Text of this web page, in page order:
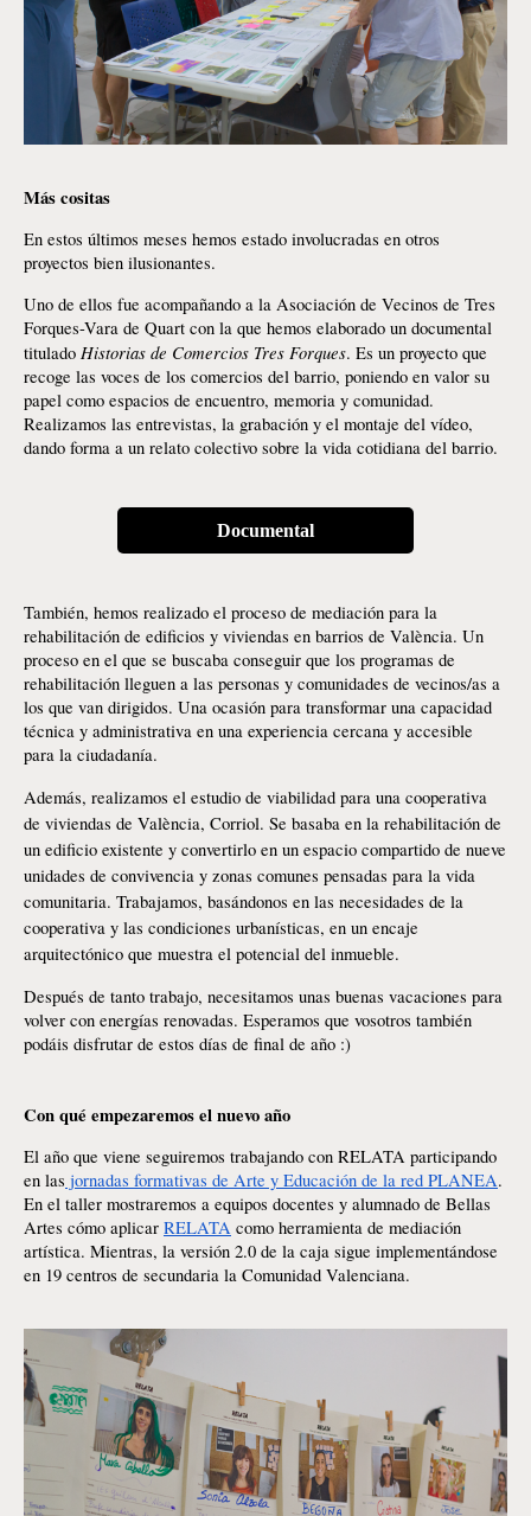
Más cositas
En estos últimos meses hemos estado involucradas en otros
proyectos bien ilusionantes.
Uno de ellos fue acompañando a la Asociación de Vecinos de Tres
Forques-Vara de Quart con la que hemos elaborado un documental
titulado Historias de Comercios Tres Forques. Es un proyecto que
recoge las voces de los comercios del barrio, poniendo en valor su
papel como espacios de encuentro, memoria y comunidad.
Realizamos las entrevistas, la grabación y el montaje del vídeo,
dando forma a un relato colectivo sobre la vida cotidiana del barrio.
Documental
También, hemos realizado el proceso de mediación para la
rehabilitación de edificios y viviendas en barrios de València. Un
proceso en el que se buscaba conseguir que los programas de
rehabilitación lleguen a las personas y comunidades de vecinos/as a
los que van dirigidos. Una ocasión para transformar una capacidad
técnica y administrativa en una experiencia cercana y accesible
para la ciudadanía.
Además, realizamos el estudio de viabilidad para una cooperativa
de viviendas de València, Corriol. Se basaba en la rehabilitación de
un edificio existente y convertirlo en un espacio compartido de nueve
unidades de convivencia y zonas comunes pensadas para la vida
comunitaria. Trabajamos, basándonos en las necesidades de la
cooperativa y las condiciones urbanísticas, en un encaje
arquitectónico que muestra el potencial del inmueble.
Después de tanto trabajo, necesitamos unas buenas vacaciones para
volver con energías renovadas. Esperamos que vosotros también
podáis disfrutar de estos días de final de año :)
Con qué empezaremos el nuevo año
El año que viene seguiremos trabajando con RELATA participando
en las jornadas formativas de Arte y Educación de la red PLANEA.
En el taller mostraremos a equipos docentes y alumnado de Bellas
Artes cómo aplicar RELATA como herramienta de mediación
artística. Mientras, la versión 2.0 de la caja sigue implementándose
en 19 centros de secundaria la Comunidad Valenciana.